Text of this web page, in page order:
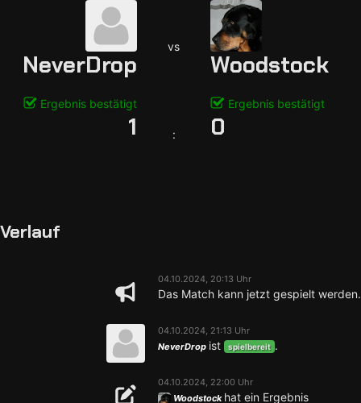
NeverDrop
vs
Woodstock
Ergebnis bestätigt Ergebnis bestätigt
1 : 0
Verlauf
04.10.2024, 20:13 Uhr
Das Match kann jetzt gespielt werden.
04.10.2024, 21:13 Uhr
NeverDrop ist spielbereit .
04.10.2024, 22:00 Uhr
Woodstock hat ein Ergebnis